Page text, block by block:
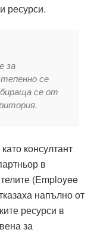
ресурси.
за
се
се от
консултант
в
(Employee
напълно от
ресурси в
за